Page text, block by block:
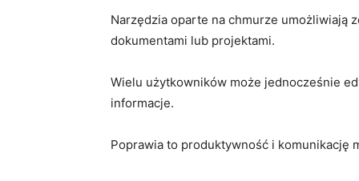
Narzędzia oparte na chmurze umożliwiają
dokumentami lub projektami.
Wielu użytkowników może jednocześnie
informacje.
Poprawia to produktywność i komunikację